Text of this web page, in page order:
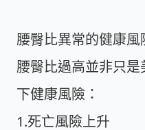
腰臀比異常的健康風
腰臀比過高並非只
下健康風險：
1.死亡風險上升